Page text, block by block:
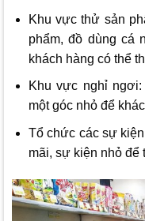
Khu vực thử sản
phẩm, đồ dùng cá
khách hàng có thể
Khu vực nghỉ
một góc nhỏ để
Tổ chức các sự
mãi, sự kiện nhỏ để